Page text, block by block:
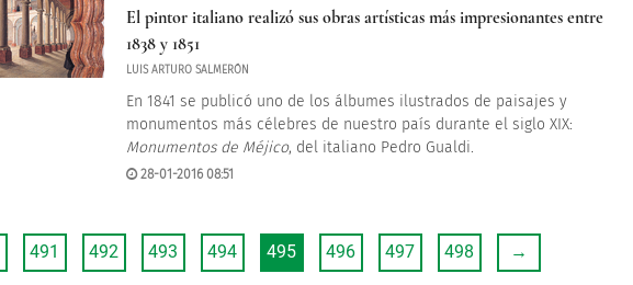
El pintor italiano realizó sus obras artísticas más impresionantes entre
1838 y 1851
LUIS ARTURO SALMERÓN
En 1841 se publicó uno de los álbumes ilustrados de paisajes y
monumentos más célebres de nuestro país durante el siglo XIX:
Monumentos de Méjico, del italiano Pedro Gualdi.
28-01-2016 08:51
491 492 493 494 495 496 497 498 →